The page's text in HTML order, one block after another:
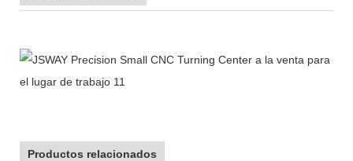
Productos relacionados